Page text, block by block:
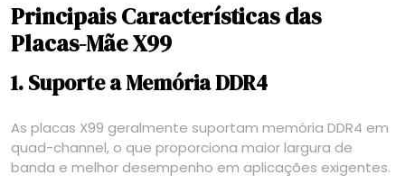
Principais Características das
Placas-Mãe X99
1. Suporte a Memória DDR4
As placas X99 geralmente suportam memória DDR4 em
quad-channel, o que proporciona maior largura de
banda e melhor desempenho em aplicações exigentes.